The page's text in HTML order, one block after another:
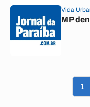
Vida
MP
1